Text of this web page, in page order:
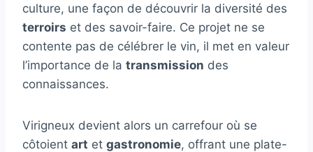
culture, une façon de découvrir la diversité des
terroirs et des savoir-faire. Ce projet ne se
contente pas de célébrer le vin, il met en valeur
l’importance de la transmission des
connaissances.
Virigneux devient alors un carrefour où se
côtoient art et gastronomie, offrant une plate-